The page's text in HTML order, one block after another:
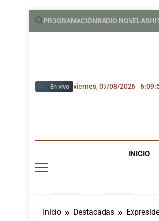
Saltar
PROGRAMACIÓNRADIO NOVELAS
En vivo viernes, 07/08/2026
INICIO
Inicio Destacadas